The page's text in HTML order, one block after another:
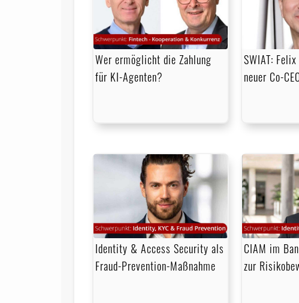
Wer ermöglicht die Zahlung
für KI-Agenten?
SWIAT:
neuer Co-
Identity & Access Security als
Fraud-Prevention-Maßnahme
CIAM im
zur